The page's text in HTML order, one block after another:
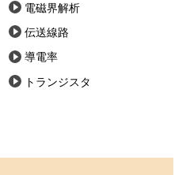
電磁界解析
伝送線路
導電率
トランジスタ